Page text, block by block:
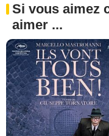
Si vous aimez
aimer ...